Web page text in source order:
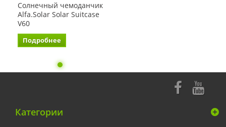
Солнечный чемоданчик
Alfa.Solar Solar Suitcase
V60
Подробнее
Категории